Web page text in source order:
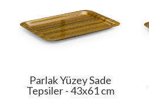
Parlak Yüzey Sade
Tepsiler - 43x61 cm